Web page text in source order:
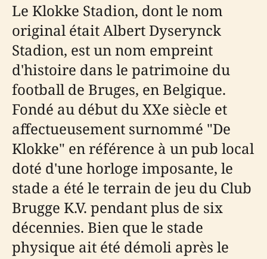
Le Klokke Stadion, dont le nom
original était Albert Dyserynck
Stadion, est un nom empreint
d'histoire dans le patrimoine du
football de Bruges, en Belgique.
Fondé au début du XXe siècle et
affectueusement surnommé "De
Klokke" en référence à un pub local
doté d'une horloge imposante, le
stade a été le terrain de jeu du Club
Brugge K.V. pendant plus de six
décennies. Bien que le stade
physique ait été démoli après le